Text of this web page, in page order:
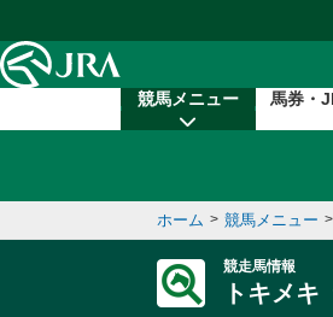
競馬メニュー 馬券・
ホーム > 競馬メニュー >
競走馬情報
トキメキ